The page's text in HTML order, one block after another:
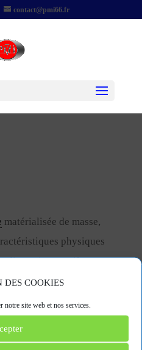
DES COOKIES
site web et nos services.
contact@pmi66.fr
matérialisée de masse,
physiques
dimension, matière,
nominale eterreur
marquée